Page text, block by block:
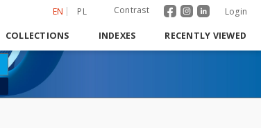
EN PL Contrast Login
COLLECTIONS INDEXES RECENTLY VIEWED